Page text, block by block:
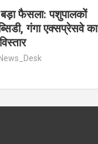
फैसला: पशुपालकों
गंगा एक्सप्रेसवे का
News_Desk